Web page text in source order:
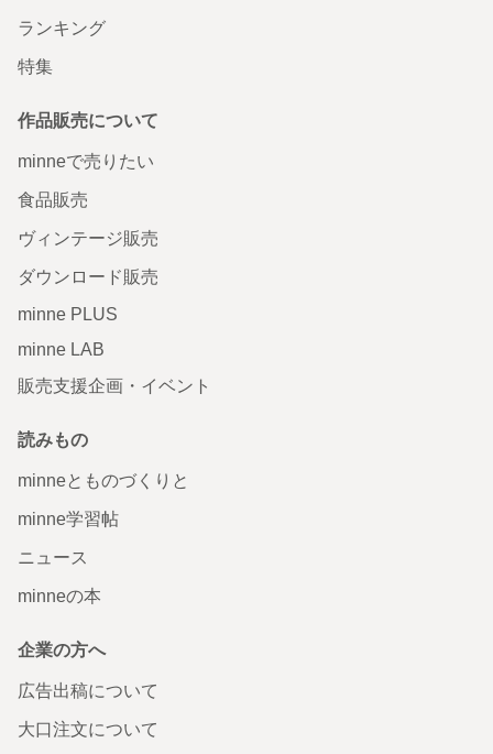
ランキング
特集
作品販売について
minneで売りたい
食品販売
ヴィンテージ販売
ダウンロード販売
minne PLUS
minne LAB
販売支援企画・イベント
読みもの
minneとものづくりと
minne学習帖
ニュース
minneの本
企業の方へ
広告出稿について
大口注文について